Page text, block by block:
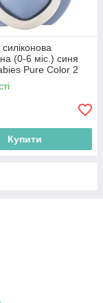
(0-6 міс.) синя
Pure Color 2
Купити